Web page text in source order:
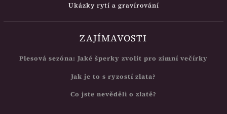
Ukázky rytí a gravírování
ZAJÍMAVOSTI
Plesová sezóna: Jaké šperky zvolit pro zimní večírky
Jak je to s ryzostí zlata?
Co jste nevěděli o zlatě?